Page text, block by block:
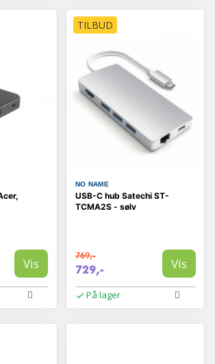
Vis
TILBUD
NO NAME
USB-C hub Satechi ST-
TCMA2S - sølv
769,-
729,- Vis
På lager